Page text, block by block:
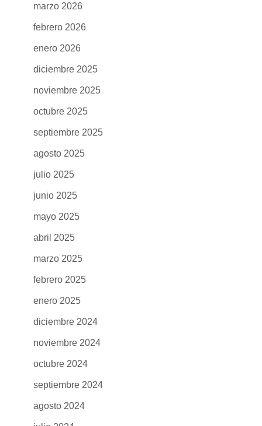
marzo 2026
febrero 2026
enero 2026
diciembre 2025
noviembre 2025
octubre 2025
septiembre 2025
agosto 2025
julio 2025
junio 2025
mayo 2025
abril 2025
marzo 2025
febrero 2025
enero 2025
diciembre 2024
noviembre 2024
octubre 2024
septiembre 2024
agosto 2024